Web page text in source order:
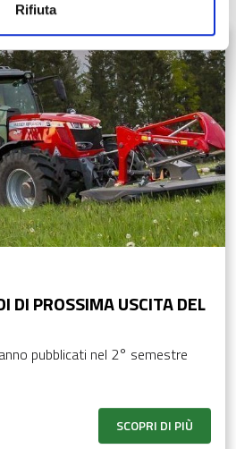
Rifiuta
DI PROSSIMA USCITA DEL
pubblicati nel 2° semestre
SCOPRI DI PIÙ